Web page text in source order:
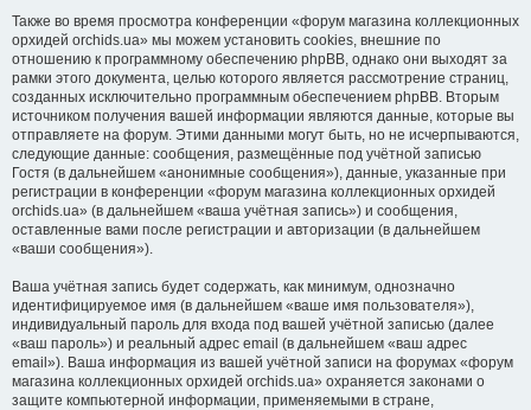
Также во время просмотра конференции «форум магазина коллекционных
орхидей orchids.ua» мы можем установить cookies, внешние по
отношению к программному обеспечению phpBB, однако они выходят за
рамки этого документа, целью которого является рассмотрение страниц,
созданных исключительно программным обеспечением phpBB. Вторым
источником получения вашей информации являются данные, которые вы
отправляете на форум. Этими данными могут быть, но не исчерпываются,
следующие данные: сообщения, размещённые под учётной записью
Гостя (в дальнейшем «анонимные сообщения»), данные, указанные при
регистрации в конференции «форум магазина коллекционных орхидей
orchids.ua» (в дальнейшем «ваша учётная запись») и сообщения,
оставленные вами после регистрации и авторизации (в дальнейшем
«ваши сообщения»).
Ваша учётная запись будет содержать, как минимум, однозначно
идентифицируемое имя (в дальнейшем «ваше имя пользователя»),
индивидуальный пароль для входа под вашей учётной записью (далее
«ваш пароль») и реальный адрес email (в дальнейшем «ваш адрес
email»). Ваша информация из вашей учётной записи на форумах «форум
магазина коллекционных орхидей orchids.ua» охраняется законами о
защите компьютерной информации, применяемыми в стране,